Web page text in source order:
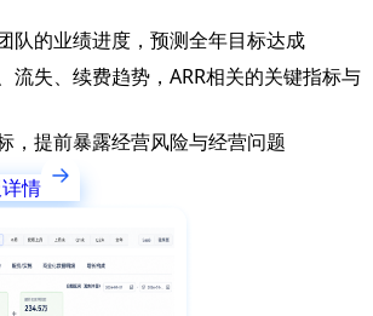
队的业绩进度，预测全年目标达成
流失、续费趋势，ARR相关的关键指标与
，提前暴露经营风险与经营问题
情